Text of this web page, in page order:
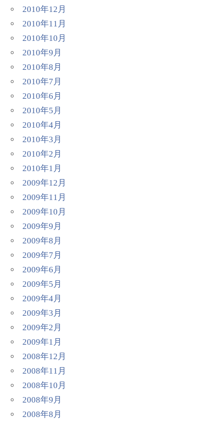
2010年12月
2010年11月
2010年10月
2010年9月
2010年8月
2010年7月
2010年6月
2010年5月
2010年4月
2010年3月
2010年2月
2010年1月
2009年12月
2009年11月
2009年10月
2009年9月
2009年8月
2009年7月
2009年6月
2009年5月
2009年4月
2009年3月
2009年2月
2009年1月
2008年12月
2008年11月
2008年10月
2008年9月
2008年8月